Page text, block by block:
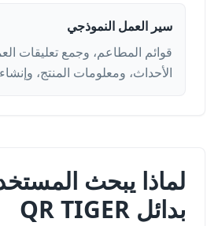
سير العمل النموذجي
قوائم المطاعم، وجمع تعليقات
الأحداث، ومعلومات المنتج،
لماذا يبحث
بدائل QR TIGER